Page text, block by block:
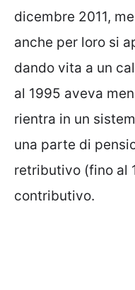
dicembre 2011,
anche per loro si
dando vita a un
al 1995 aveva
rientra in un
una parte di
retributivo (fino al
contributivo.